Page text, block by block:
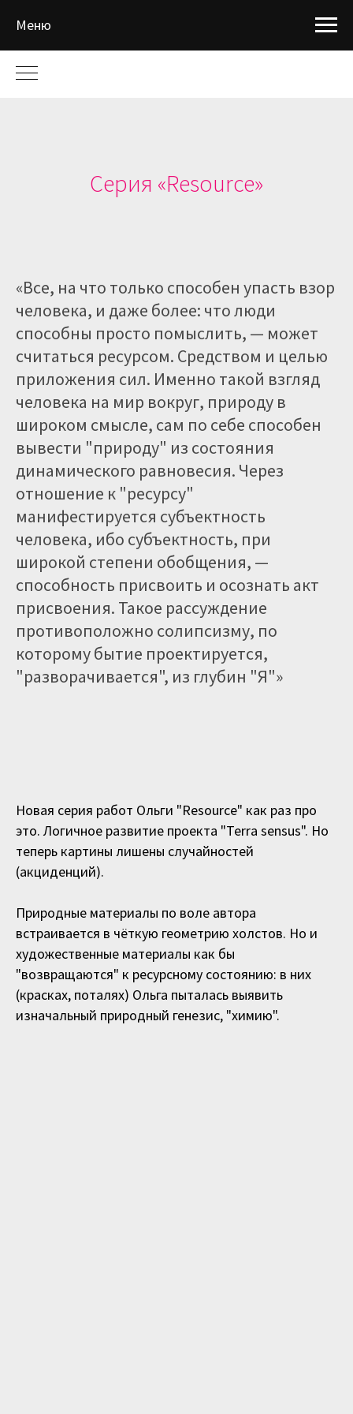
Меню
Серия «Resource»
«Все, на что только способен упасть взор
человека, и даже более: что люди
способны просто помыслить, — может
считаться ресурсом. Средством и целью
приложения сил. Именно такой взгляд
человека на мир вокруг, природу в
широком смысле, сам по себе способен
вывести "природу" из состояния
динамического равновесия. Через
отношение к "ресурсу"
манифестируется субъектность
человека, ибо субъектность, при
широкой степени обобщения, —
способность присвоить и осознать акт
присвоения. Такое рассуждение
противоположно солипсизму, по
которому бытие проектируется,
"разворачивается", из глубин "Я"»
Новая серия работ Ольги "Resource" как раз про
это. Логичное развитие проекта "Terra sensus". Но
теперь картины лишены случайностей
(акциденций).
Природные материалы по воле автора
встраивается в чёткую геометрию холстов. Но и
художественные материалы как бы
"возвращаются" к ресурсному состоянию: в них
(красках, поталях) Ольга пыталась выявить
изначальный природный генезис, "химию".